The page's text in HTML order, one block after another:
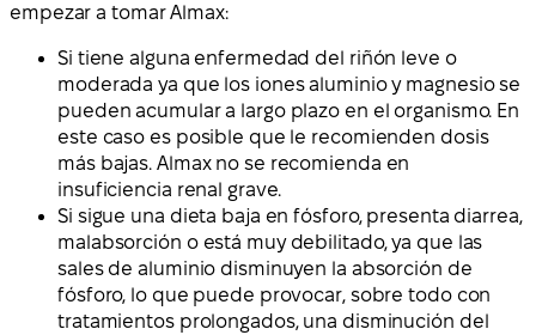
empezar a tomar Almax:
Si tiene alguna enfermedad del riñón leve o
moderada ya que los iones aluminio y magnesio se
pueden acumular a largo plazo en el organismo. En
este caso es posible que le recomienden dosis
más bajas. Almax no se recomienda en
insuficiencia renal grave.
Si sigue una dieta baja en fósforo, presenta diarrea,
malabsorción o está muy debilitado, ya que las
sales de aluminio disminuyen la absorción de
fósforo, lo que puede provocar, sobre todo con
tratamientos prolongados, una disminución del